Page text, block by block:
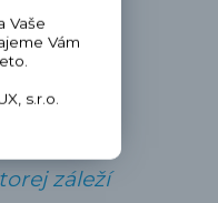
záleží
Vaše
Vám
s.r.o.